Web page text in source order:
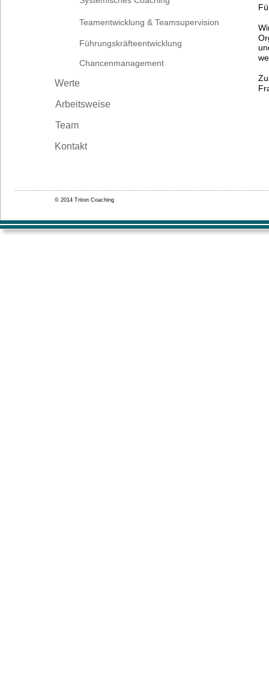
Team
Arbeitsweise
Werte
Kontakt
Teamentwicklung & Teamsupervision
Führungskräfteentwicklung
Chancenmanagement
© 2014 Triton Coaching